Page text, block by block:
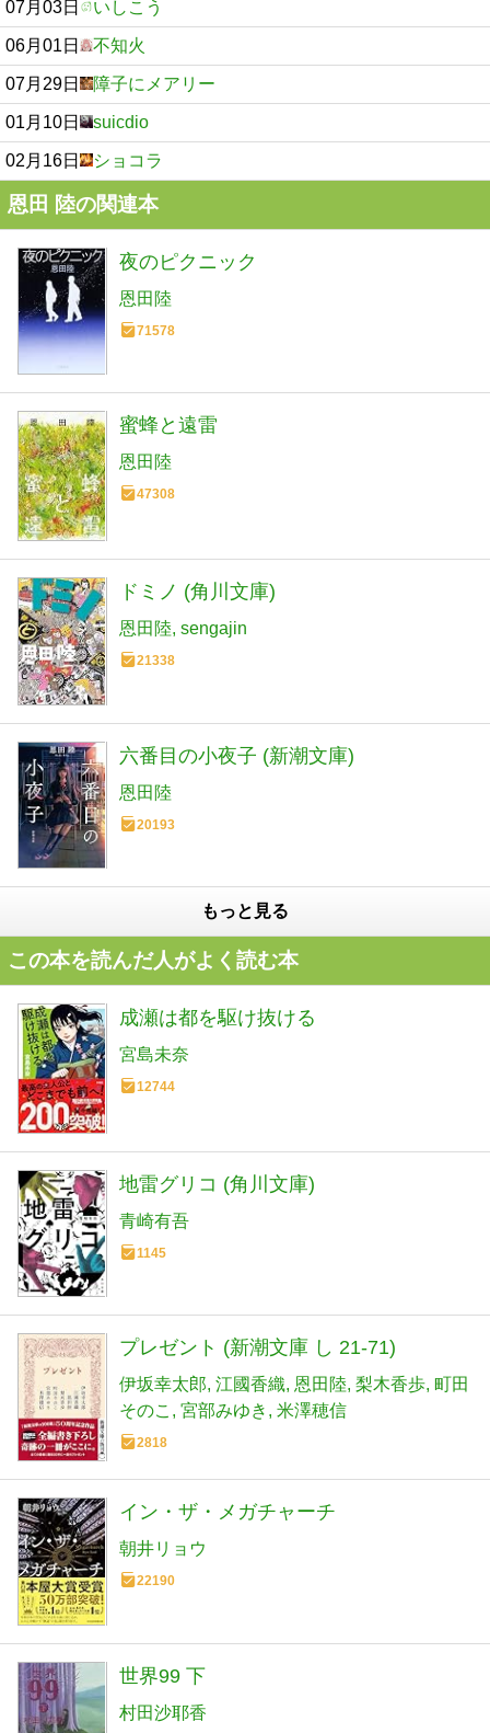
07月03日 いしこう
06月01日 不知火
07月29日 障子にメアリー
01月10日 suicdio
02月16日 ショコラ
恩田 陸の関連本
夜のピクニック
恩田陸
71578
蜜蜂と遠雷
恩田陸
47308
ドミノ (角川文庫)
恩田陸 sengajin
21338
六番目の小夜子 (新潮文庫)
恩田陸
20193
もっと見る
この本を読んだ人がよく読む本
成瀬は都を駆け抜ける
宮島未奈
12744
地雷グリコ (角川文庫)
青崎有吾
1145
プレゼント (新潮文庫 し 21-71)
伊坂幸太郎 江國香織 恩田陸 梨木香歩 町田
そのこ
宮部みゆき 米澤穂信
2818
イン・ザ・メガチャーチ
朝井リョウ
22190
世界99 下
村田沙耶香